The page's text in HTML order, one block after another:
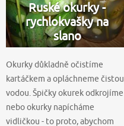
Ruské okurky -
rychlokvašky na
slano
Okurky důkladně očistíme
kartáčkem a opláchneme čistou
vodou. Špičky okurek odkrojíme
nebo okurky napícháme
vidličkou - to proto, abychom